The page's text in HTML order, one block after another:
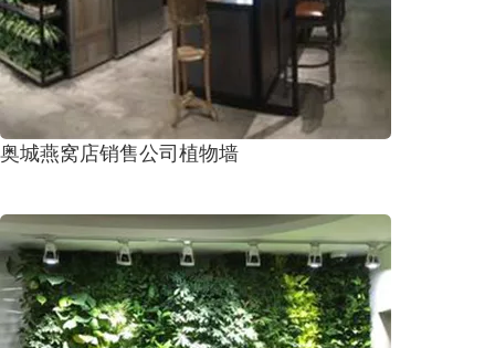
奥城燕窝店销售公司植物墙